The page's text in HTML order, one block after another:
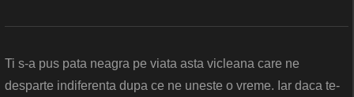
Ti s-a pus pata neagra pe viata asta vicleana care ne
desparte indiferenta dupa ce ne uneste o vreme. Iar daca te-